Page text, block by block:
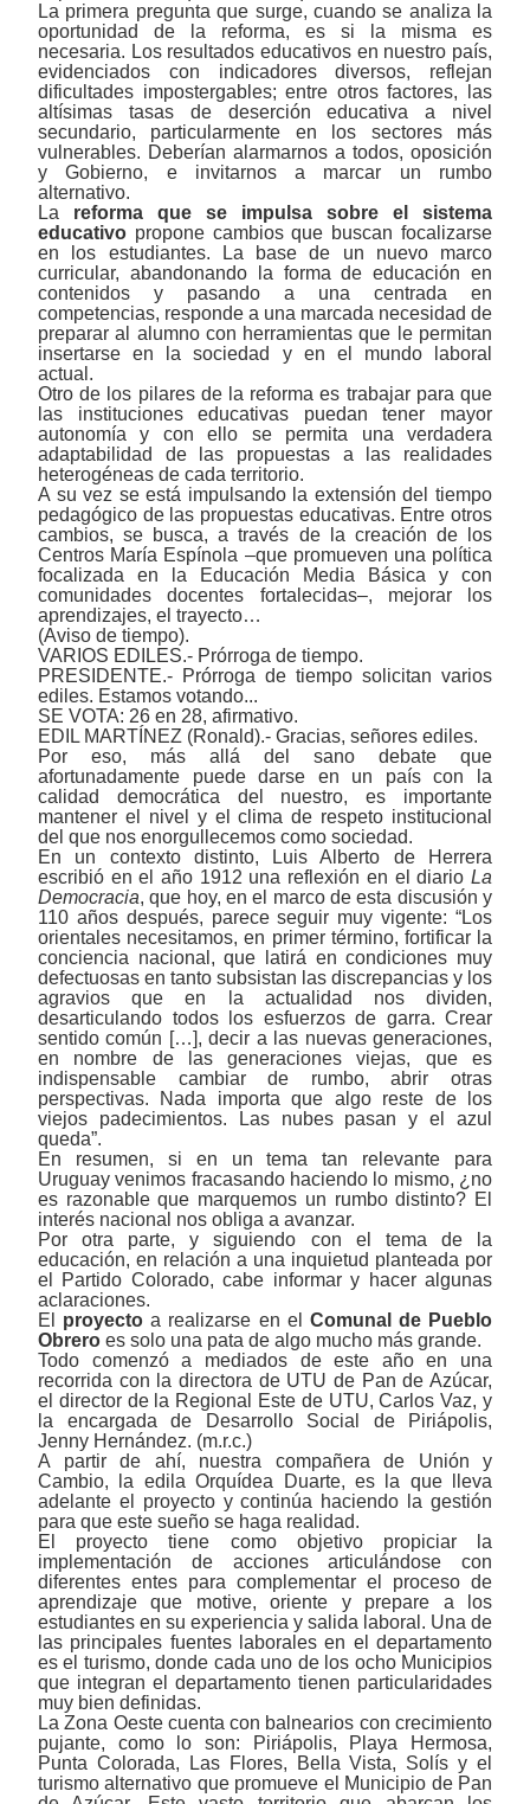
La primera pregunta que surge, cuando se analiza la
oportunidad de la reforma, es si la misma es
necesaria. Los resultados educativos en nuestro país,
evidenciados con indicadores diversos, reflejan
dificultades impostergables; entre otros factores, las
altísimas tasas de deserción educativa a nivel
secundario, particularmente en los sectores más
vulnerables. Deberían alarmarnos a todos, oposición
y Gobierno, e invitarnos a marcar un rumbo
alternativo.
La reforma que se impulsa sobre el sistema
educativo propone cambios que buscan focalizarse
en los estudiantes. La base de un nuevo marco
curricular, abandonando la forma de educación en
contenidos y pasando a una centrada en
competencias, responde a una marcada necesidad de
preparar al alumno con herramientas que le permitan
insertarse en la sociedad y en el mundo laboral
actual.
Otro de los pilares de la reforma es trabajar para que
las instituciones educativas puedan tener mayor
autonomía y con ello se permita una verdadera
adaptabilidad de las propuestas a las realidades
heterogéneas de cada territorio.
A su vez se está impulsando la extensión del tiempo
pedagógico de las propuestas educativas. Entre otros
cambios, se busca, a través de la creación de los
Centros María Espínola –que promueven una política
focalizada en la Educación Media Básica y con
comunidades docentes fortalecidas–, mejorar los
aprendizajes, el trayecto…
(Aviso de tiempo).
VARIOS EDILES.- Prórroga de tiempo.
PRESIDENTE.- Prórroga de tiempo solicitan varios
ediles. Estamos votando...
SE VOTA: 26 en 28, afirmativo.
EDIL MARTÍNEZ (Ronald).- Gracias, señores ediles.
Por eso, más allá del sano debate que
afortunadamente puede darse en un país con la
calidad democrática del nuestro, es importante
mantener el nivel y el clima de respeto institucional
del que nos enorgullecemos como sociedad.
En un contexto distinto, Luis Alberto de Herrera
escribió en el año 1912 una reflexión en el diario La
Democracia, que hoy, en el marco de esta discusión y
110 años después, parece seguir muy vigente: “Los
orientales necesitamos, en primer término, fortificar la
conciencia nacional, que latirá en condiciones muy
defectuosas en tanto subsistan las discrepancias y los
agravios que en la actualidad nos dividen,
desarticulando todos los esfuerzos de garra. Crear
sentido común […], decir a las nuevas generaciones,
en nombre de las generaciones viejas, que es
indispensable cambiar de rumbo, abrir otras
perspectivas. Nada importa que algo reste de los
viejos padecimientos. Las nubes pasan y el azul
queda”.
En resumen, si en un tema tan relevante para
Uruguay venimos fracasando haciendo lo mismo, ¿no
es razonable que marquemos un rumbo distinto? El
interés nacional nos obliga a avanzar.
Por otra parte, y siguiendo con el tema de la
educación, en relación a una inquietud planteada por
el Partido Colorado, cabe informar y hacer algunas
aclaraciones.
El proyecto a realizarse en el Comunal de Pueblo
Obrero es solo una pata de algo mucho más grande.
Todo comenzó a mediados de este año en una
recorrida con la directora de UTU de Pan de Azúcar,
el director de la Regional Este de UTU, Carlos Vaz, y
la encargada de Desarrollo Social de Piriápolis,
Jenny Hernández. (m.r.c.)
A partir de ahí, nuestra compañera de Unión y
Cambio, la edila Orquídea Duarte, es la que lleva
adelante el proyecto y continúa haciendo la gestión
para que este sueño se haga realidad.
El proyecto tiene como objetivo propiciar la
implementación de acciones articulándose con
diferentes entes para complementar el proceso de
aprendizaje que motive, oriente y prepare a los
estudiantes en su experiencia y salida laboral. Una de
las principales fuentes laborales en el departamento
es el turismo, donde cada uno de los ocho Municipios
que integran el departamento tienen particularidades
muy bien definidas.
La Zona Oeste cuenta con balnearios con crecimiento
pujante, como lo son: Piriápolis, Playa Hermosa,
Punta Colorada, Las Flores, Bella Vista, Solís y el
turismo alternativo que promueve el Municipio de Pan